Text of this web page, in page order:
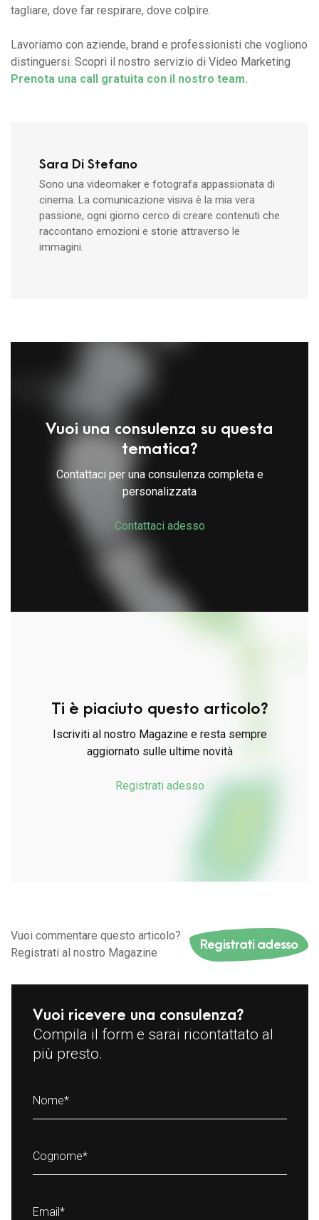
tagliare, dove far respirare, dove colpire.
Lavoriamo con aziende, brand e professionisti che vogliono
distinguersi. Scopri il nostro servizio di Video Marketing
Prenota una call gratuita con il nostro team.
Sara Di Stefano
Sono una videomaker e fotografa appassionata di
cinema. La comunicazione visiva è la mia vera
passione, ogni giorno cerco di creare contenuti che
raccontano emozioni e storie attraverso le
immagini.
Vuoi una consulenza su questa
tematica?
Contattaci per una consulenza completa e
personalizzata
Contattaci adesso
Ti è piaciuto questo articolo?
Iscriviti al nostro Magazine e resta sempre
aggiornato sulle ultime novità
Registrati adesso
Vuoi commentare questo articolo?
Registrati al nostro Magazine
Registrati adesso
Vuoi ricevere una consulenza?
Compila il form e sarai ricontattato al
più presto.
Nome*
Cognome*
Email*